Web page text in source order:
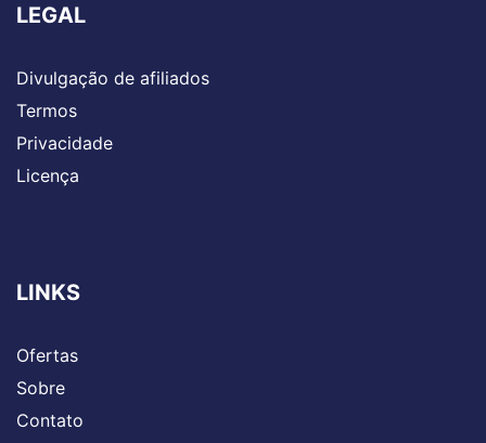
LEGAL
Divulgação de afiliados
Termos
Privacidade
Licença
LINKS
Ofertas
Sobre
Contato